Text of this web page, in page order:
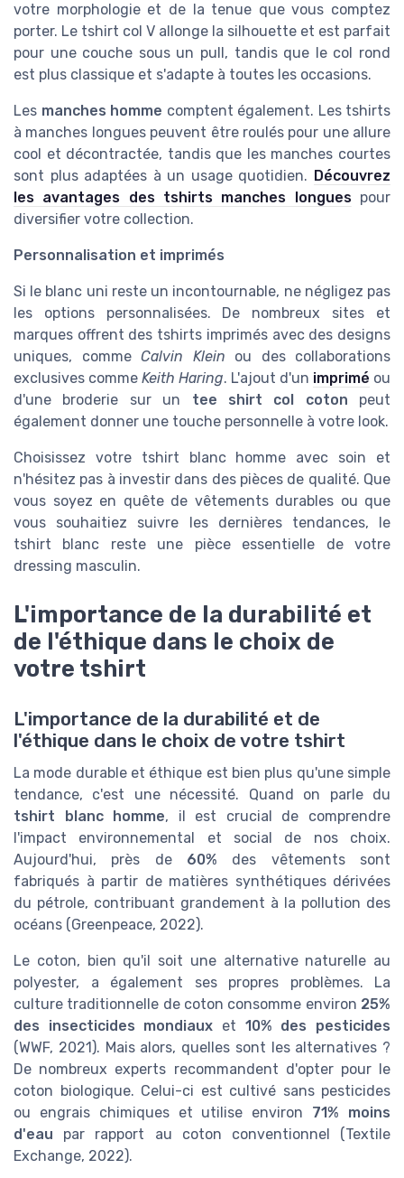
votre morphologie et de la tenue que vous comptez
porter. Le tshirt col V allonge la silhouette et est parfait
pour une couche sous un pull, tandis que le col rond
est plus classique et s'adapte à toutes les occasions.
Les manches homme comptent également. Les tshirts
à manches longues peuvent être roulés pour une allure
cool et décontractée, tandis que les manches courtes
sont plus adaptées à un usage quotidien. Découvrez
les avantages des tshirts manches longuespour
diversifier votre collection.
Personnalisation et imprimés
Si le blanc uni reste un incontournable, ne négligez pas
les options personnalisées. De nombreux sites et
marques offrent des tshirts imprimés avec des designs
uniques, comme Calvin Klein ou des collaborations
exclusives comme Keith Haring. L'ajout d'un imprimé ou
d'une broderie sur un tee shirt col coton peut
également donner une touche personnelle à votre look.
Choisissez votre tshirt blanc homme avec soin et
n'hésitez pas à investir dans des pièces de qualité. Que
vous soyez en quête de vêtements durables ou que
vous souhaitiez suivre les dernières tendances, le
tshirt blanc reste une pièce essentielle de votre
dressing masculin.
L'importance de la durabilité et
de l'éthique dans le choix de
votre tshirt
L'importance de la durabilité et de
l'éthique dans le choix de votre tshirt
La mode durable et éthique est bien plus qu'une simple
tendance, c'est une nécessité. Quand on parle du
tshirt blanc homme, il est crucial de comprendre
l'impact environnemental et social de nos choix.
Aujourd'hui, près de 60% des vêtements sont
fabriqués à partir de matières synthétiques dérivées
du pétrole, contribuant grandement à la pollution des
océans (Greenpeace, 2022).
Le coton, bien qu'il soit une alternative naturelle au
polyester, a également ses propres problèmes. La
culture traditionnelle de coton consomme environ 25%
des insecticides mondiaux et 10% des pesticides
(WWF, 2021). Mais alors, quelles sont les alternatives ?
De nombreux experts recommandent d'opter pour le
coton biologique. Celui-ci est cultivé sans pesticides
ou engrais chimiques et utilise environ 71% moins
d'eau par rapport au coton conventionnel (Textile
Exchange, 2022).